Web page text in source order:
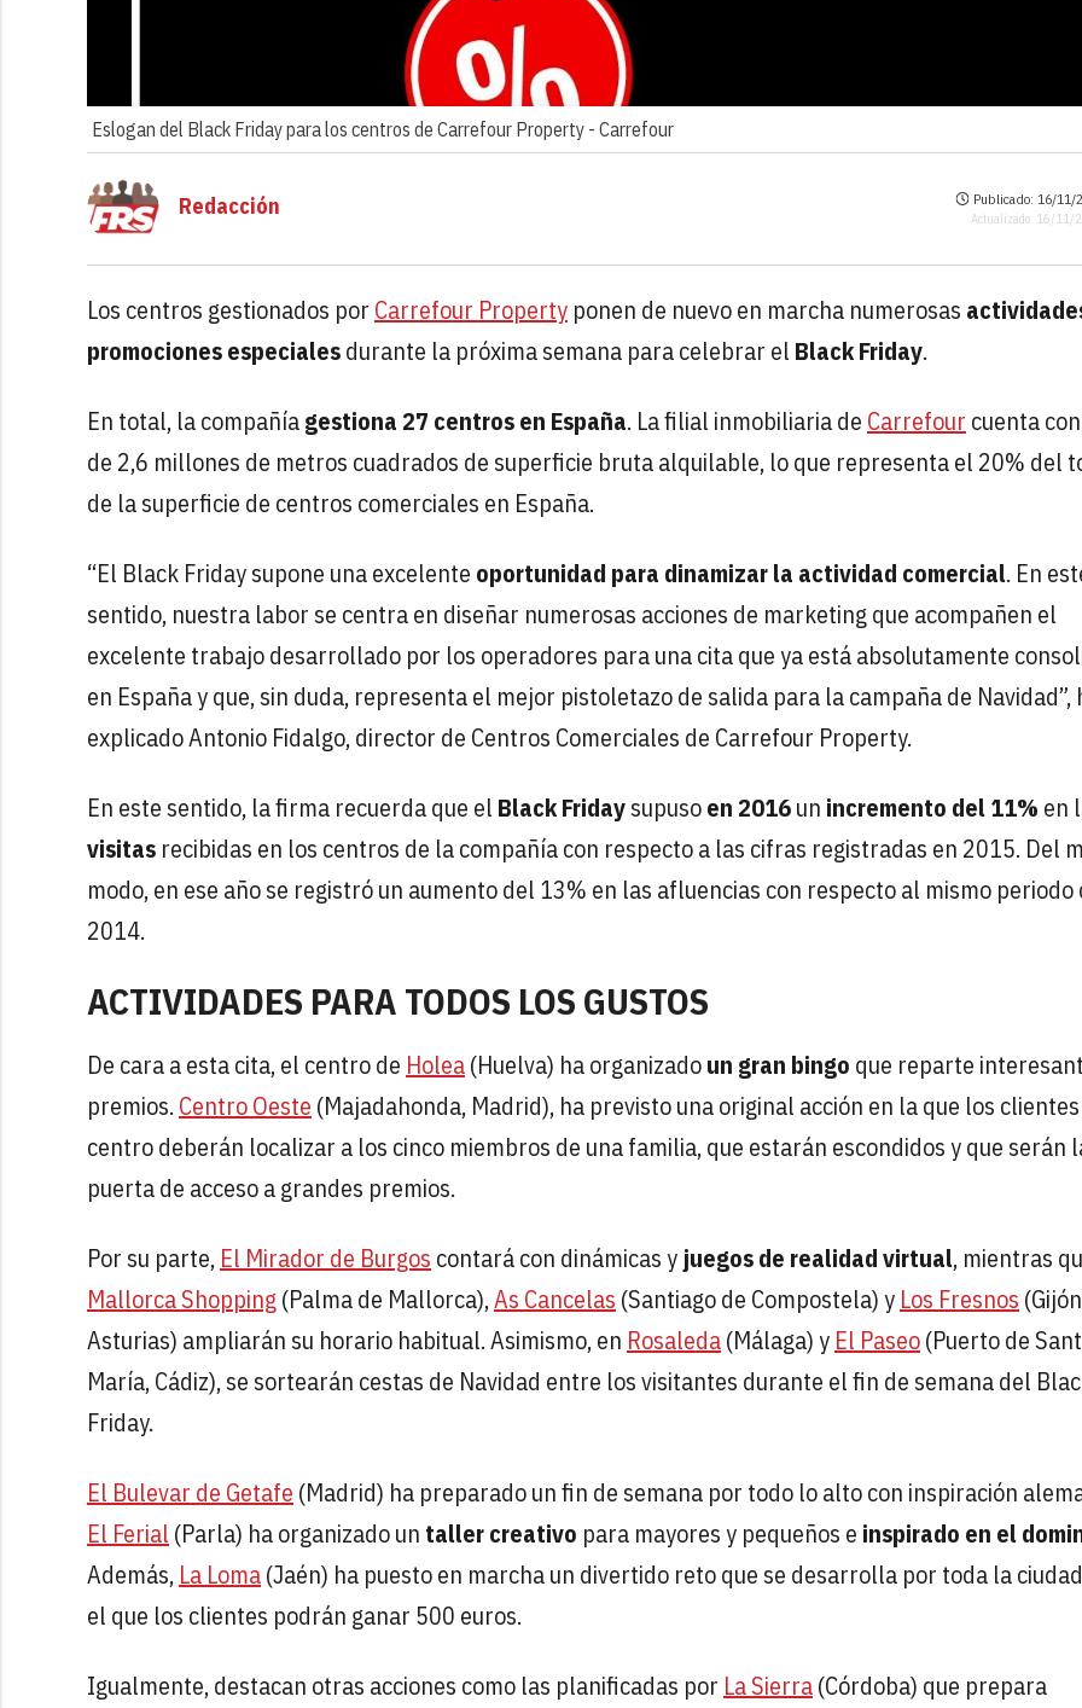
Eslogan del Black Friday para los centros de Carrefour Property - Carrefour
Redacción Publicado: 16/11/
Actualizado: 16/11/
Los centros gestionados por Carrefour Property ponen de nuevo en marcha numerosas
promociones especialesdurante la próxima semana para celebrar el Black Friday.
En total, la compañíagestiona 27 centros en España. La filial inmobiliaria de Carrefour cuenta
de 2,6 millones de metros cuadrados de superficie bruta alquilable, lo que representa el 20% del
de la superficie de centros comerciales en España.
“El Black Friday supone una excelente oportunidad para dinamizar la actividad comercial. En
sentido, nuestra labor se centra en diseñar numerosas acciones de marketing que acompañen el
excelente trabajo desarrollado por los operadores para una cita que ya está absolutamente
en España y que, sin duda, representa el mejor pistoletazo de salida para la campaña de Navidad”,
explicado Antonio Fidalgo, director de Centros Comerciales de Carrefour Property.
En este sentido, la firma recuerda que el Black Fridaysupusoen 2016un incremento del 11% en
visitas recibidas en los centros de la compañía con respecto a las cifras registradas en 2015. Del
modo, en ese año se registró un aumento del 13% en las afluencias con respecto al mismo periodo
2014.
ACTIVIDADES PARA TODOS LOS GUSTOS
De cara a esta cita, el centro de Holea(Huelva) ha organizadoun gran bingo que reparte
premios. Centro Oeste (Majadahonda, Madrid), ha previsto una original acción en la que los
centro deberán localizar a los cinco miembros de una familia, que estarán escondidos y que serán
puerta de acceso a grandes premios.
Por su parte, El Mirador de Burgos contará con dinámicas y juegos de realidad virtual, mientras
Mallorca Shopping(Palma de Mallorca),As Cancelas (Santiago de Compostela) y Los Fresnos
Asturias) ampliarán su horario habitual. Asimismo, en Rosaleda(Málaga) y El Paseo(Puerto de
María, Cádiz), se sortearán cestas de Navidad entre los visitantes durante el fin de semana del
Friday.
El Bulevar de Getafe (Madrid) ha preparado un fin de semana por todo lo alto con inspiración
El Ferial (Parla) ha organizado un taller creativo para mayores y pequeños e inspirado en el
Además, La Loma(Jaén) ha puesto en marcha un divertido reto que se desarrolla por toda la
el que los clientes podrán ganar 500 euros.
Igualmente, destacan otras acciones como las planificadas por La Sierra(Córdoba) que prepara